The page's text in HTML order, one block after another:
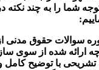
شما را به چند نکته
:
ارائه شده از سوی
تشریحی با توضیح کامل